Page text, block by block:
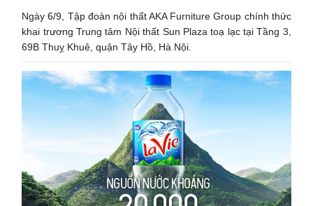
Ngày 6/9, Tập đoàn nội thất AKA Furniture Group chính thức
khai trương Trung tâm Nội thất Sun Plaza toạ lạc tại Tầng 3,
69B Thuỵ Khuê, quận Tây Hồ, Hà Nội.